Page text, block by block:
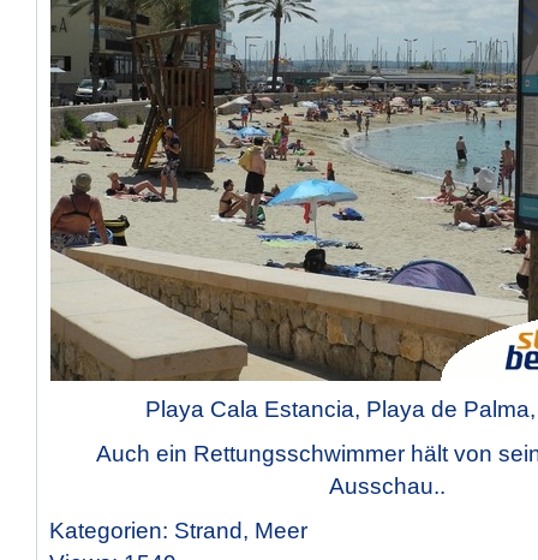
Playa Cala Estancia, Playa de
Auch ein Rettungsschwimmer hält von
Ausschau..
Kategorien: Strand, Meer